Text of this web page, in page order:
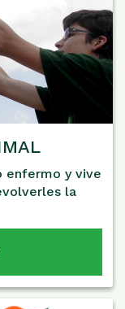
enfermo y vive
la